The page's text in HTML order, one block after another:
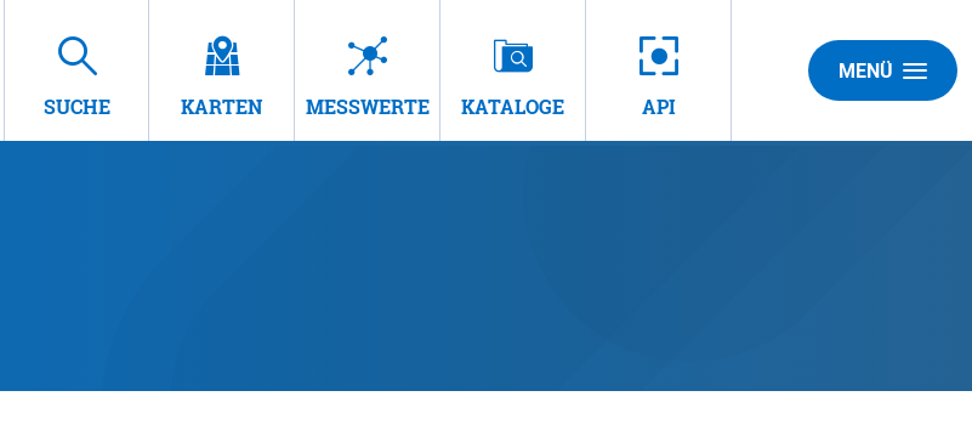
SUCHE KARTEN MESSWERTE KATALOGE API
MENÜ